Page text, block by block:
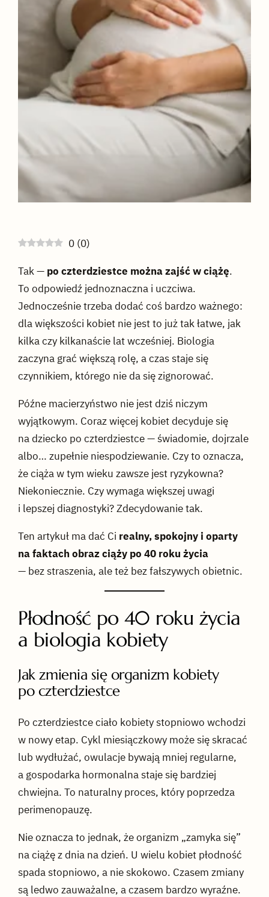
0 (0)
Tak — po czterdziestce można zajść w ciążę.
To odpowiedź jednoznaczna i uczciwa.
Jednocześnie trzeba dodać coś bardzo ważnego:
dla większości kobiet nie jest to już tak łatwe, jak
kilka czy kilkanaście lat wcześniej. Biologia
zaczyna grać większą rolę, a czas staje się
czynnikiem, którego nie da się zignorować.
Późne macierzyństwo nie jest dziś niczym
wyjątkowym. Coraz więcej kobiet decyduje się
na dziecko po czterdziestce — świadomie, dojrzale
albo… zupełnie niespodziewanie. Czy to oznacza,
że ciąża w tym wieku zawsze jest ryzykowna?
Niekoniecznie. Czy wymaga większej uwagi
i lepszej diagnostyki? Zdecydowanie tak.
Ten artykuł ma dać Ci realny, spokojny i oparty
na faktach obraz ciąży po 40 roku życia
— bez straszenia, ale też bez fałszywych obietnic.
Płodność po 40 roku życia
a biologia kobiety
Jak zmienia się organizm kobiety
po czterdziestce
Po czterdziestce ciało kobiety stopniowo wchodzi
w nowy etap. Cykl miesiączkowy może się skracać
lub wydłużać, owulacje bywają mniej regularne,
a gospodarka hormonalna staje się bardziej
chwiejna. To naturalny proces, który poprzedza
perimenopauzę.
Nie oznacza to jednak, że organizm „zamyka się”
na ciążę z dnia na dzień. U wielu kobiet płodność
spada stopniowo, a nie skokowo. Czasem zmiany
są ledwo zauważalne, a czasem bardzo wyraźne.